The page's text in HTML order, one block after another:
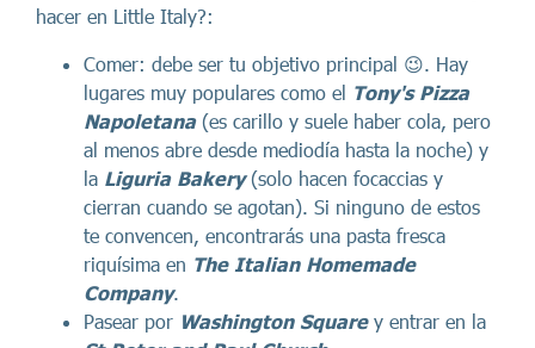
hacer en Little Italy?:
Comer: debe ser tu objetivo principal 😉. Hay
lugares muy populares como el Tony's Pizza
Napoletana(es carillo y suele haber cola, pero
al menos abre desde mediodía hasta la noche) y
la Liguria Bakery(solo hacen focaccias y
cierran cuando se agotan). Si ninguno de estos
te convencen, encontrarás una pasta fresca
riquísima en The Italian Homemade
Company.
Pasear por Washington Squarey entrar en la